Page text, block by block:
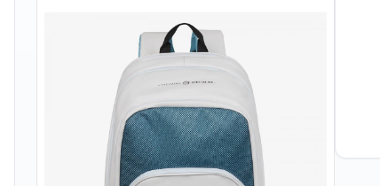
Triay 🇪🇸 מק"ט יצרן: 449306 למי המחבטת
מתאים? שחקניות מתקדמות-מקצועיות ואספניות.
צורה עגולה סלחנית עם בלנס נמוך — מצוין
לשליטה, נגיעה רכה ונוחות. 📦 מכירה מוקדמת —
אספקה לישראל: נובמבר 2026 הקרוב 🇮🇱
PADELSTORE — היבואן והמפיץ הרשמי של
Bullpadel בישראל ✅ מקורי 100% — מיובא
ישירות מ-Bullpadel ספרד 🔐 מספר סידורי ייחודי